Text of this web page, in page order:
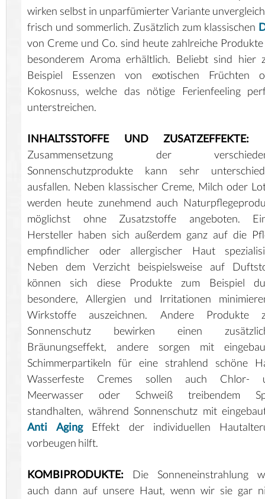
wirken selbst in unparfümierter Variante
frisch und sommerlich. Zusätzlich zum klassischen
von Creme und Co. sind heute zahlreiche
besonderem Aroma erhältlich. Beliebt sind hier
Beispiel Essenzen von exotischen Früchten
Kokosnuss, welche das nötige Ferienfeeling
unterstreichen.
INHALTSSTOFFE UND ZUSATZEFFEKTE:
Zusammensetzung der
Sonnenschutzprodukte kann sehr
ausfallen. Neben klassischer Creme, Milch oder
werden heute zunehmend auch
möglichst ohne Zusatzstoffe angeboten.
Hersteller haben sich außerdem ganz auf die
empfindlicher oder allergischer Haut
Neben dem Verzicht beispielsweise auf
können sich diese Produkte zum Beispiel
besondere, Allergien und Irritationen
Wirkstoffe auszeichnen. Andere Produkte
Sonnenschutz bewirken einen
Bräunungseffekt, andere sorgen mit
Schimmerpartikeln für eine strahlend schöne
Wasserfeste Cremes sollen auch Chlor-
Meerwasser oder Schweiß treibendem
standhalten, während Sonnenschutz mit
Anti AgingEffekt der individuellen
vorbeugen hilft.
KOMBIPRODUKTE: Die Sonneneinstrahlung
auch dann auf unsere Haut, wenn wir sie gar